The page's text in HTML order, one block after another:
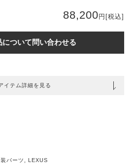
88,200 円 [税込]
について問い合わせる
イテム詳細を見る
パーツ LEXUS